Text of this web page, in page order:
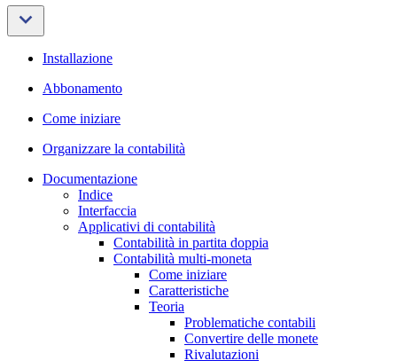
Installazione
Abbonamento
Come iniziare
Organizzare la contabilità
Documentazione
Indice
Interfaccia
Applicativi di contabilità
Contabilità in partita doppia
Contabilità multi-moneta
Come iniziare
Caratteristiche
Teoria
Problematiche contabili
Convertire delle monete
Rivalutazioni